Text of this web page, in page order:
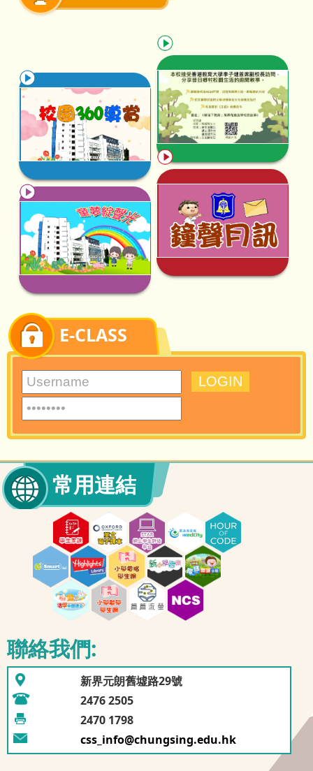
06/07/2026
祝捷會
03/07/2026
第87屆六年級畢業典禮
28/06/2026
全港匹克球爭霸賽
25/06/2026
2025年度品德教育漫畫創作比賽
30/06/2026
2025年度天水圍的孩子獎勵計劃
30/06/2026
2025年度學校舞蹈節
02/07/2026
English Public Sp...
23/06/2026
AI 生成動畫比賽學生感想分享
22/06/2026
AI生成動畫聯校比賽銀獎作品
E-CLASS
常用連結
聯絡我們:
新界元朗舊墟路29號
2476 2505
2470 1798
css_info@chungsing.edu.hk